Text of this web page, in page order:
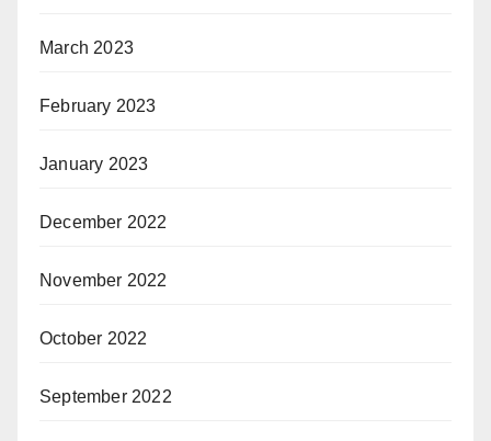
March 2023
February 2023
January 2023
December 2022
November 2022
October 2022
September 2022